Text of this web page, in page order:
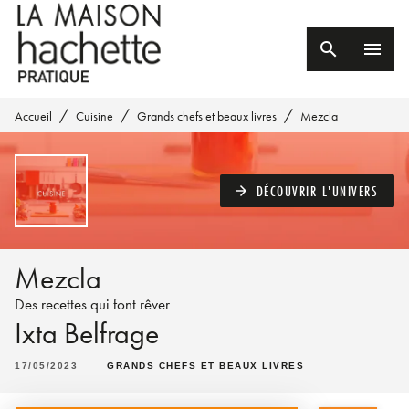
MENU RECHERCHE
PIED DE PAGE
search menu
Accueil / Cuisine / Grands chefs et beaux livres / Mezcla
arrow_forward DÉCOUVRIR L'UNIVERS
Mezcla
Des recettes qui font rêver
Ixta Belfrage
17/05/2023 GRANDS CHEFS ET BEAUX LIVRES